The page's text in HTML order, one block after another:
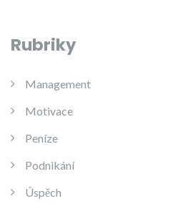
Rubriky
Management
Motivace
Peníze
Podnikání
Úspěch